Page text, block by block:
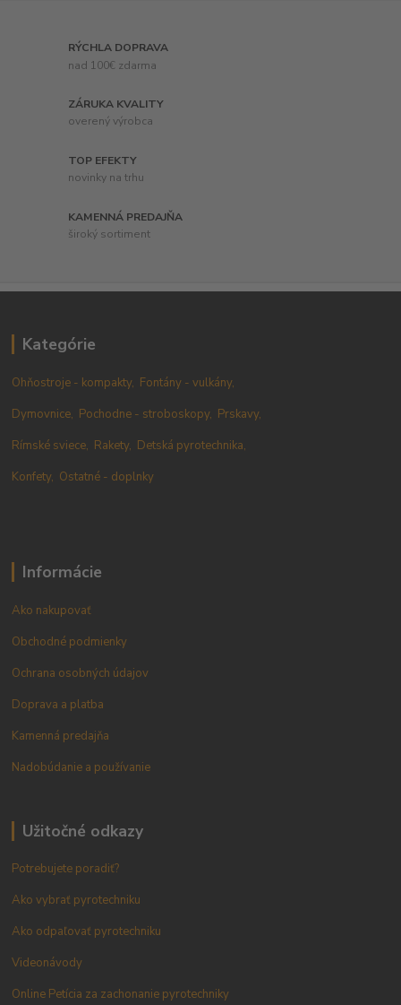
RÝCHLA DOPRAVA
nad 100€ zdarma
ZÁRUKA KVALITY
overený výrobca
TOP EFEKTY
novinky na trhu
KAMENNÁ PREDAJŇA
široký sortiment
Kategórie
Ohňostroje - kompakty, Fontány - vulkány,
Dymovnice, Pochodne - stroboskopy, Prskavy,
Rímské sviece, Rakety, Detská pyrotechnika,
Konfety, Ostatné - doplnky
Informácie
Ako nakupovať
Obchodné podmienky
Ochrana osobných údajov
Doprava a platba
Kamenná predajňa
Nadobúdanie a používanie
Užitočné odkazy
Potrebujete poradiť?
Ako vybrať pyrotechniku
Ako odpaľovať pyrotechniku
Videonávody
Online Petícia za zachonanie pyrotechniky